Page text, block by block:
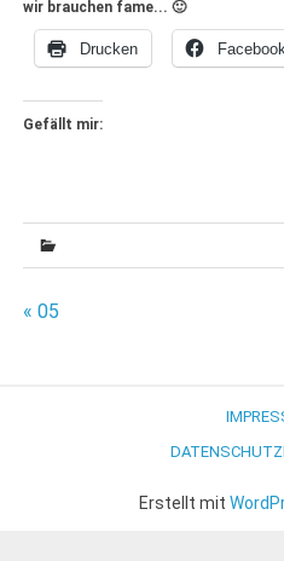
wir brauchen fame... 🙂
Drucken
Gefällt mir:
« 05
Erstellt mit